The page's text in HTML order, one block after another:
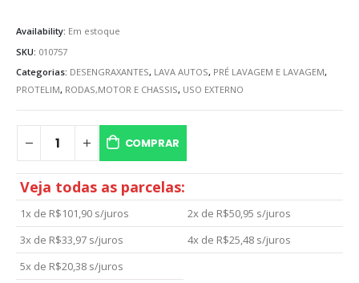
Availability: Em estoque
SKU: 010757
Categorias: DESENGRAXANTES, LAVA AUTOS, PRÉ LAVAGEM E LAVAGEM,
PROTELIM, RODAS,MOTOR E CHASSIS, USO EXTERNO
COMPRAR
Veja todas as parcelas:
1x de R$101,90 s/juros 2x de R$50,95 s/juros
3x de R$33,97 s/juros 4x de R$25,48 s/juros
5x de R$20,38 s/juros